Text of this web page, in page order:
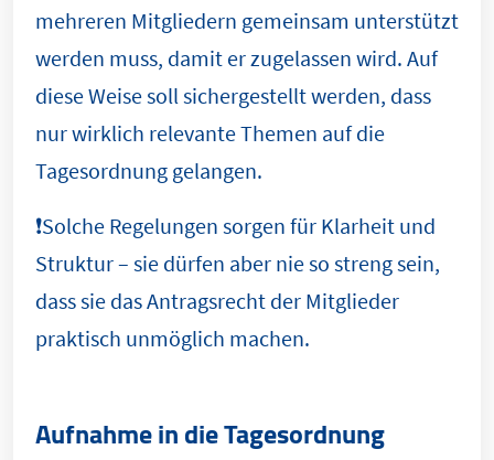
mehreren Mitgliedern gemeinsam unterstützt
werden muss, damit er zugelassen wird. Auf
diese Weise soll sichergestellt werden, dass
nur wirklich relevante Themen auf die
Tagesordnung gelangen.
❗️Solche Regelungen sorgen für Klarheit und
Struktur – sie dürfen aber nie so streng sein,
dass sie das Antragsrecht der Mitglieder
praktisch unmöglich machen.
Aufnahme in die Tagesordnung